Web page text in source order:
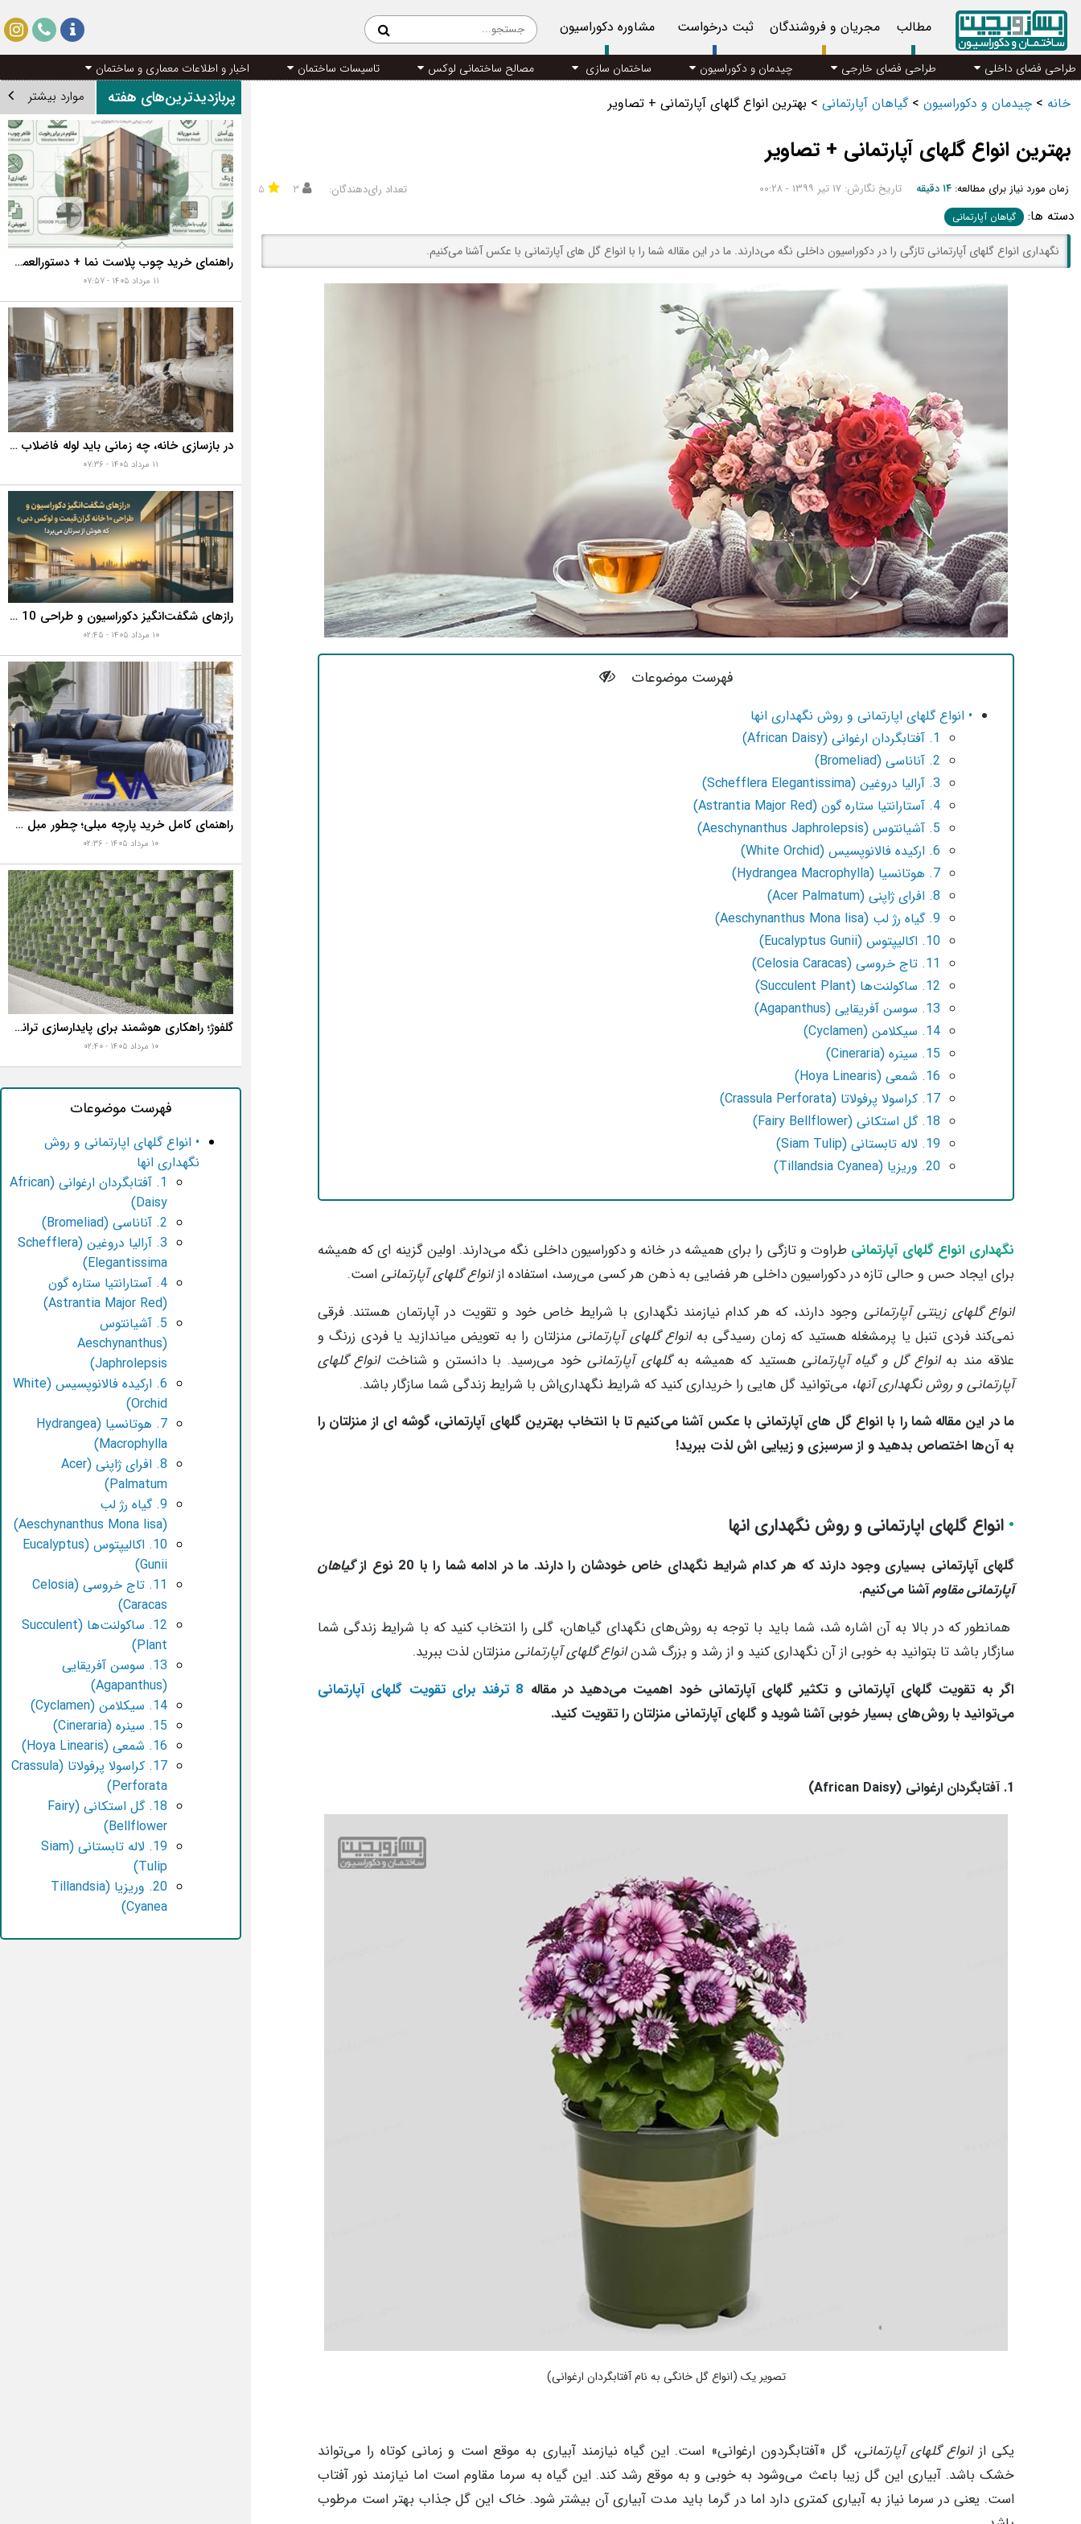
مطالب مجریان و فروشندگان ثبت درخواست مشاوره دکوراسیون
طراحی فضای داخلی طراحی فضای خارجی چیدمان و دکوراسیون ساختمان سازی مصالح ساختمانی لوکس تاسیسات ساختمان اخبار و اطلاعات معماری و ساختمان
خانه > چیدمان و دکوراسیون >گیاهان آپارتمانی > بهترین انواع گلهای آپارتمانی + تصاویر
بهترین انواع گلهای آپارتمانی + تصاویر
زمان مورد نیاز برای مطالعه: ۱۴ دقیقه تاریخ نگارش: ۱۷ تیر ۱۳۹۹ - ۰۰:۲۸ تعداد رای‌دهندگان: ۳ ۵
دسته ها: گیاهان آپارتمانی
نگهداری انواع گلهای آپارتمانی تازگی را در دکوراسیون داخلی نگه می‌دارند. ما در این مقاله شما را با انواع گل های آپارتمانی با عکس آشنا می‌کنیم.
فهرست موضوعات
• انواع گلهای اپارتمانی و روش نگهداری انها
1. آفتابگردان ارغوانی (African Daisy)
2. آناناسی (Bromeliad)
3. آرالیا دروغین (Schefflera Elegantissima)
4. آستارانتیا ستاره گون (Astrantia Major Red)
5. آشیانتوس (Aeschynanthus Japhrolepsis)
6. ارکیده فالانوپسیس (White Orchid)
7. هوتانسیا (Hydrangea Macrophylla)
8. افرای ژاپنی (Acer Palmatum)
9. گیاه رژ لب (Aeschynanthus Mona lisa)
10. اکالیپتوس (Eucalyptus Gunii)
11. تاج خروسی (Celosia Caracas)
12. ساکولنت‌ها (Succulent Plant)
13. سوسن آفریقایی (Agapanthus)
14. سیکلامن (Cyclamen)
15. سینره (Cineraria)
16. شمعی (Hoya Linearis)
17. کراسولا پرفولاتا (Crassula Perforata)
18. گل استکانی (Fairy Bellflower)
19. لاله تابستانی (Siam Tulip)
20. وریزیا (Tillandsia Cyanea)
نگهداری انواع گلهای آپارتمانی طراوت و تازگی را برای همیشه در خانه و دکوراسیون داخلی نگه می‌دارند. اولین گزینه ای که همیشه
برای ایجاد حس و حالی تازه در دکوراسیون داخلی هر فضایی به ذهن هر کسی می‌رسد، استفاده ازانواع گلهای آپارتمانیاست.
انواع گلهای زینتی آپارتمانی وجود دارند، که هر کدام نیازمند نگهداری با شرایط خاص خود و تقویت در آپارتمان هستند. فرقی
نمی‌کند فردی تنبل یا پرمشغله هستید که زمان رسیدگی بهانواع گلهای آپارتمانیمنزلتان را به تعویض میاندازید یا فردی زرنگ و
علاقه مند بهانواع گل و گیاه آپارتمانیهستید که همیشه بهگلهای آپارتمانیخود می‌رسید. با دانستن و شناختانواع گلهای
آپارتمانی و روش نگهداری آنها، می‌توانید گل هایی را خریداری کنید که شرایط نگهداری‌اش با شرایط زندگی شما سازگار باشد.
ما در این مقاله شما را با انواع گل های آپارتمانی با عکس آشنا می‌کنیم تا با انتخاب بهترین گلهای آپارتمانی، گوشه ای از منزلتان را
به آن‌ها اختصاص بدهید و از سرسبزی و زیبایی اش لذت ببرید!
• انواع گلهای اپارتمانی و روش نگهداری انها
گلهای آپارتمانی بسیاری وجود دارند که هر کدام شرایط نگهدای خاص خودشان را دارند. ما در ادامه شما را با 20 نوع از
گیاهان
آپارتمانی مقاومآشنا می‌کنیم.
همانطور که در بالا به آن اشاره شد، شما باید با توجه به روش‌های نگهدای گیاهان، گلی را انتخاب کنید که با شرایط زندگی شما
سازگار باشد تا بتوانید به خوبی از آن نگهداری کنید و از رشد و بزرگ شدنانواع گلهای آپارتمانی منزلتان لذت ببرید.
اگر به تقویت گلهای آپارتمانی و تکثیر گلهای آپارتمانی خود اهمیت می‌دهید در مقاله 8 ترفند برای تقویت گلهای آپارتمانی
می‌توانید با روش‌های بسیار خوبی آشنا شوید و گلهای آپارتمانی منزلتان را تقویت کنید.
1. آفتابگردان ارغوانی (African Daisy)
تصویر یک (انواع گل خانگی به نام آفتابگردان ارغوانی)
یکی ازانواع گلهای آپارتمانی، گل «آفتابگردون ارغوانی» است. این گیاه نیازمند آبیاری به موقع است و زمانی کوتاه را می‌تواند
خشک باشد. آبیاری این گل زیبا باعث می‌وشود به خوبی و به موقع رشد کند. این گیاه به سرما مقاوم است اما نیازمند نور آفتاب
است. یعنی در سرما نیاز به آبیاری کمتری دارد اما در گرما باید مدت آبیاری آن بیشتر شود. خاک این گل جذاب بهتر است مرطوب
پربازدیدترین‌های هفته موارد بیشتر
راهنمای خرید چوب پلاست نما + دستورالعمل نصب اصولی
۱۱ مرداد ۱۴۰۵ - ۰۷:۵۷
در بازسازی خانه، چه زمانی باید لوله فاضلاب را تعویض کنیم؟ ۷ نشانه‌ای که نباید نادیده بگیرید
۱۱ مرداد ۱۴۰۵ - ۰۷:۳۶
رازهای شگفت‌انگیز دکوراسیون و طراحی 10 خانه گران‌قیمت و لوکس دبی که هوش از سرتان می‌برد!
۱۰ مرداد ۱۴۰۵ - ۰۲:۴۵
راهنمای کامل خرید پارچه مبلی؛ چطور مبل خانه تان را به رخ همه بکشید؟
۱۰ مرداد ۱۴۰۵ - ۰۲:۳۶
گلفوژ؛ راهکاری هوشمند برای پایدارسازی ترانشه، ساخت دیوار حائل و زیباسازی شهری
۱۰ مرداد ۱۴۰۵ - ۰۲:۴۰
فهرست موضوعات
• انواع گلهای اپارتمانی و روش
نگهداری انها
1. آفتابگردان ارغوانی (African
Daisy)
2. آناناسی (Bromeliad)
3. آرالیا دروغین (Schefflera
Elegantissima)
4. آستارانتیا ستاره گون
(Astrantia Major Red)
5. آشیانتوس
(Aeschynanthus
Japhrolepsis)
6. ارکیده فالانوپسیس (White
Orchid)
7. هوتانسیا (Hydrangea
Macrophylla)
8. افرای ژاپنی (Acer
Palmatum)
9. گیاه رژ لب
(Aeschynanthus Mona lisa)
10. اکالیپتوس (Eucalyptus
Gunii)
11. تاج خروسی (Celosia
Caracas)
12. ساکولنت‌ها (Succulent
Plant)
13. سوسن آفریقایی
(Agapanthus)
14. سیکلامن (Cyclamen)
15. سینره (Cineraria)
16. شمعی (Hoya Linearis)
17. کراسولا پرفولاتا (Crassula
Perforata)
18. گل استکانی (Fairy
Bellflower)
19. لاله تابستانی (Siam
Tulip)
20. وریزیا (Tillandsia
Cyanea)